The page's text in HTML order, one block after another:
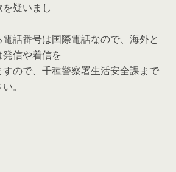
欺を疑いまし
話番号は国際電話なので、海外と
発信や着信を
ので、千種警察署生活安全課まで
。